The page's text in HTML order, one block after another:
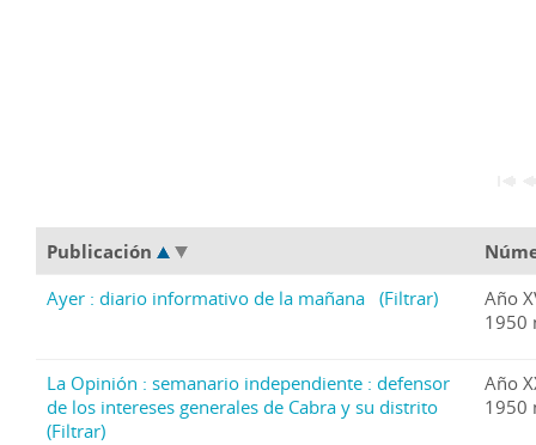
Publicación
Ayer : diario informativo de la mañana (Filtrar)
Año
1950
La Opinión : semanario independiente : defensor
de los intereses generales de Cabra y su distrito
(Filtrar)
Año
1950